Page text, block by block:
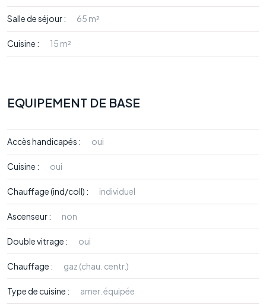
Salle de séjour : 65 m²
Cuisine : 15 m²
EQUIPEMENT DE BASE
Accès handicapés : oui
Cuisine : oui
Chauffage (ind/coll) : individuel
Ascenseur : non
Double vitrage : oui
Chauffage : gaz (chau. centr.)
Type de cuisine : amer. équipée